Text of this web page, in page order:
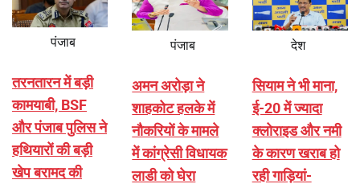
पंजाब
तरनतारन में बड़ी
कामयाबी, BSF
और पंजाब पुलिस ने
हथियारों की बड़ी
खेप बरामद की
पंजाब
अमन अरोड़ा ने
शाहकोट हलके में
नौकरियों के मामले
में कांग्रेसी विधायक
लाडी को घेरा
देश
सियाम ने भी माना,
ई-20 में ज्यादा
क्लोराइड और नमी
के कारण खराब हो
रही गाड़ियां-